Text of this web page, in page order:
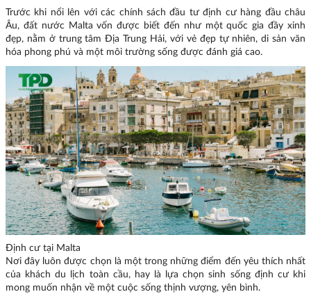
Trước khi nổi lên với các chính sách đầu tư định cư hàng đầu châu
Âu, đất nước Malta vốn được biết đến như một quốc gia đầy xinh
đẹp, nằm ở trung tâm Địa Trung Hải, với vẻ đẹp tự nhiên, di sản văn
hóa phong phú và một môi trường sống được đánh giá cao.
Định cư tại Malta
Nơi đây luôn được chọn là một trong những điểm đến yêu thích nhất
của khách du lịch toàn cầu, hay là lựa chọn sinh sống định cư khi
mong muốn nhận về một cuộc sống thịnh vượng, yên bình.